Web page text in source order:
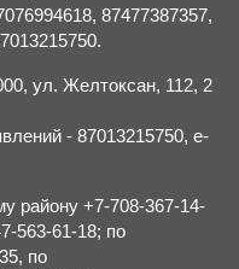
87477387357,
ул. Желтоксан, 112, 2
- 87013215750, e-
району +7-708-367-14-
563-61-18; по
по